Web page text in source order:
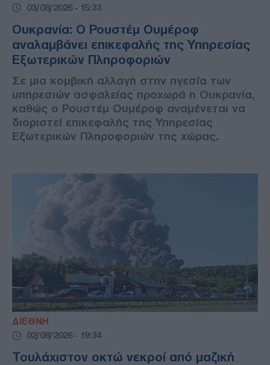
03/08/2026 - 15:33
Ουκρανία: Ο Ρουστέμ Ουμέροφ
αναλαμβάνει επικεφαλής της Υπηρεσίας
Εξωτερικών Πληροφοριών
Σε μια κομβική αλλαγή στην ηγεσία των
υπηρεσιών ασφαλείας προχωρά η Ουκρανία,
καθώς ο Ρουστέμ Ουμέροφ αναμένεται να
διοριστεί επικεφαλής της Υπηρεσίας
Εξωτερικών Πληροφοριών της χώρας.
ΔΙΕΘΝΗ
02/08/2026 - 19:34
Τουλάχιστον οκτώ νεκροί από μαζική